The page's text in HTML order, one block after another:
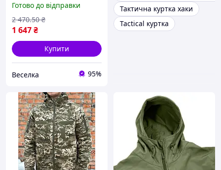
полювання туризму
активного відпочинку
FLAME
Готово до відправки
1 647₴
2 470.50 ₴
Купити
Веселка 95%
Тактична куртка хаки
Tactical куртка